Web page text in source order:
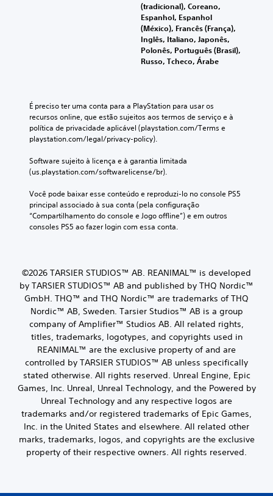
(tradicional), Coreano,
Espanhol, Espanhol
(México), Francês (França),
Inglês, Italiano, Japonês,
Polonês, Português (Brasil),
Russo, Tcheco, Árabe
É preciso ter uma conta para a PlayStation para usar os
recursos online, que estão sujeitos aos termos de serviço e à
política de privacidade aplicável (playstation.com/Terms e
playstation.com/legal/privacy-policy).
Software sujeito à licença e à garantia limitada
(us.playstation.com/softwarelicense/br).
Você pode baixar esse conteúdo e reproduzi-lo no console PS5
principal associado à sua conta (pela configuração
“Compartilhamento do console e Jogo offline”) e em outros
consoles PS5 ao fazer login com essa conta.
©2026 TARSIER STUDIOS™ AB. REANIMAL™ is developed
by TARSIER STUDIOS™ AB and published by THQ Nordic™
GmbH. THQ™ and THQ Nordic™ are trademarks of THQ
Nordic™ AB, Sweden. Tarsier Studios™ AB is a group
company of Amplifier™ Studios AB. All related rights,
titles, trademarks, logotypes, and copyrights used in
REANIMAL™ are the exclusive property of and are
controlled by TARSIER STUDIOS™ AB unless specifically
stated otherwise. All rights reserved. Unreal Engine, Epic
Games, Inc. Unreal, Unreal Technology, and the Powered by
Unreal Technology and any respective logos are
trademarks and/or registered trademarks of Epic Games,
Inc. in the United States and elsewhere. All related other
marks, trademarks, logos, and copyrights are the exclusive
property of their respective owners. All rights reserved.